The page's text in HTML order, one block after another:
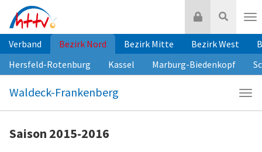
Inhalt
springen
Suche
Login
Verband Bezirk Nord Bezirk Mitte Bezirk West
Hersfeld-Rotenburg
Kassel Marburg-Biedenkopf
Waldeck-Frankenberg
Saison 2015-2016